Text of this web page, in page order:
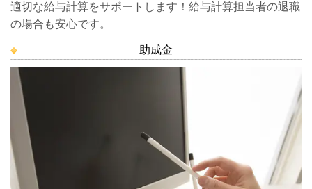
適切な給与計算をサポートします！給与計算担当者の退職
の場合も安心です。
助成金